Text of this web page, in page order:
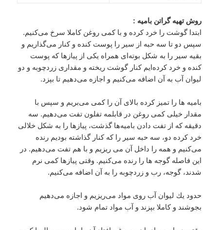
روش تهیه گراتن بامیه :
ابتدا گوشت را خرد كرده و با كمی روغن كاملا سرخ می‌كنیم.
سپس دو تا سه حبه از سیر را پوست كنده و كنار می‌گذاریم و
بقیه سیر را به شكل بوته‌ای همراه یكی از پیازها كه پوست
كنده و خرد كرده‌ایم كنار گوشت ریخته و مقداری زردچوبه و دو
لیوان آب به آن اضافه می‌كنیم و اجازه می‌دهیم تا بپزد.
بامیه ها را تمیز كرده بالای آن را كمی می‌بریم و سپس با
مقدار خیلی كمی روغن در قابلمه تفلون تفت می‌دهیم. سه
دقیقه كه از تفت دادن بامیه‌ها گذشت، پیازها را به شكل خلالی
خرد كرده دو، سه حبه سیر را كه كنار گذاشته بودیم رنده
می‌كنیم و همه را داخل آن می ریزیم و با هم تفت می‌دهیم. در
این فاصله گوجه ها را رنده می‌كنیم. وقتی پیازها كمی نرم
شدند، گوجه، رب و زردچوبه را به آن اضافه می‌كنیم.
حدود یك لیوان آب روی مواد می‌ریزیم و اجازه می‌دهیم
بجوشند و كاملا بپزند و آب مواد تمام شود.